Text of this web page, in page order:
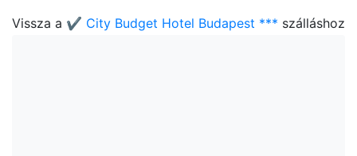
Vissza a ✔️ City Budget Hotel Budapest *** szálláshoz